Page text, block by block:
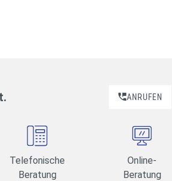
ANRUFEN
Telefonische
Beratung
Online-
Beratung